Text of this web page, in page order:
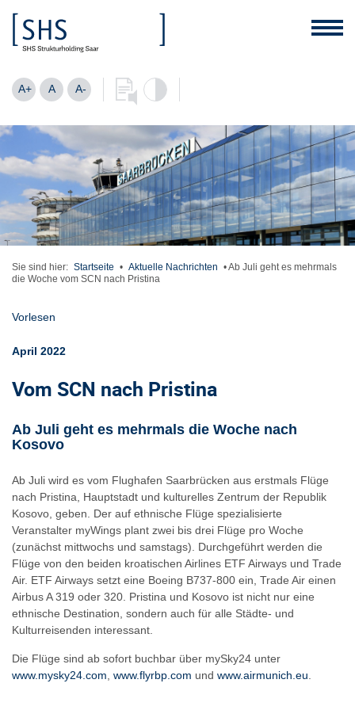
A+ A A-
Sie sind hier: Startseite • Aktuelle Nachrichten •Ab Juli geht es mehrmals
die Woche vom SCN nach Pristina
Vorlesen
April 2022
Vom SCN nach Pristina
Ab Juli geht es mehrmals die Woche nach
Kosovo
Ab Juli wird es vom Flughafen Saarbrücken aus erstmals Flüge
nach Pristina, Hauptstadt und kulturelles Zentrum der Republik
Kosovo, geben. Der auf ethnische Flüge spezialisierte
Veranstalter myWings plant zwei bis drei Flüge pro Woche
(zunächst mittwochs und samstags). Durchgeführt werden die
Flüge von den beiden kroatischen Airlines ETF Airways und Trade
Air. ETF Airways setzt eine Boeing B737-800 ein, Trade Air einen
Airbus A 319 oder 320. Pristina und Kosovo ist nicht nur eine
ethnische Destination, sondern auch für alle Städte- und
Kulturreisenden interessant.
Die Flüge sind ab sofort buchbar über mySky24 unter
www.mysky24.com www.flyrbp.com und www.airmunich.eu